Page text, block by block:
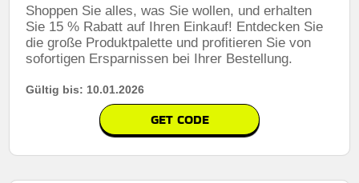
Shoppen Sie alles, was Sie wollen, und erhalten
Sie 15 % Rabatt auf Ihren Einkauf! Entdecken Sie
die große Produktpalette und profitieren Sie von
sofortigen Ersparnissen bei Ihrer Bestellung.
Gültig bis: 10.01.2026
GET CODE